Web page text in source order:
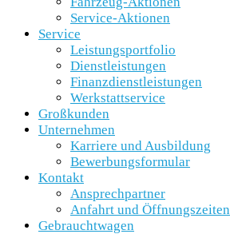
Service-Aktionen
Service
Leistungsportfolio
Dienstleistungen
Finanzdienstleistungen
Werkstattservice
Großkunden
Unternehmen
Karriere und Ausbildung
Bewerbungsformular
Kontakt
Ansprechpartner
Anfahrt und Öffnungszeiten
Gebrauchtwagen